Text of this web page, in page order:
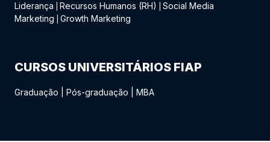
Liderança
Recursos Humanos (RH)
Social Media
Marketing
Growth Marketing
CURSOS UNIVERSITÁRIOS FIAP
Graduação Pós-graduação MBA